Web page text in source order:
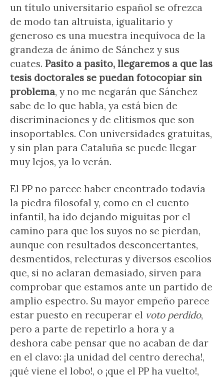
un título universitario español se ofrezca
de modo tan altruista, igualitario y
generoso es una muestra inequívoca de la
grandeza de ánimo de Sánchez y sus
cuates. Pasito a pasito, llegaremos a que las
tesis doctorales se puedan fotocopiar sin
problema, y no me negarán que Sánchez
sabe de lo que habla, ya está bien de
discriminaciones y de elitismos que son
insoportables. Con universidades gratuitas,
y sin plan para Cataluña se puede llegar
muy lejos, ya lo verán.
El PP no parece haber encontrado todavía
la piedra filosofal y, como en el cuento
infantil, ha ido dejando miguitas por el
camino para que los suyos no se pierdan,
aunque con resultados desconcertantes,
desmentidos, relecturas y diversos escolios
que, si no aclaran demasiado, sirven para
comprobar que estamos ante un partido de
amplio espectro. Su mayor empeño parece
estar puesto en recuperar el voto perdido,
pero a parte de repetirlo a hora y a
deshora cabe pensar que no acaban de dar
en el clavo: ¡la unidad del centro derecha!,
¡qué viene el lobo!, o ¡que el PP ha vuelto!,